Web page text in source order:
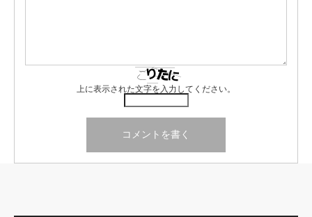
上に表示された文字を入力してください。